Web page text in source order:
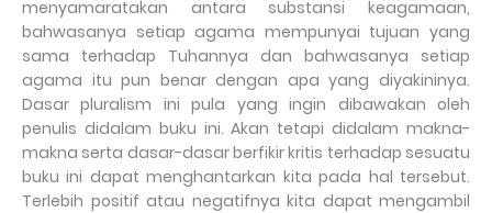
menyamaratakan antara substansi keagamaan,
bahwasanya setiap agama mempunyai tujuan yang
sama terhadap Tuhannya dan bahwasanya setiap
agama itu pun benar dengan apa yang diyakininya.
Dasar pluralism ini pula yang ingin dibawakan oleh
penulis didalam buku ini. Akan tetapi didalam makna-
makna serta dasar-dasar berfikir kritis terhadap sesuatu
buku ini dapat menghantarkan kita pada hal tersebut.
Terlebih positif atau negatifnya kita dapat mengambil